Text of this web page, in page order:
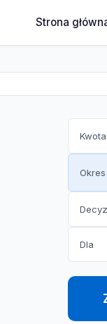
Strona
Kwota
Okres
Dla